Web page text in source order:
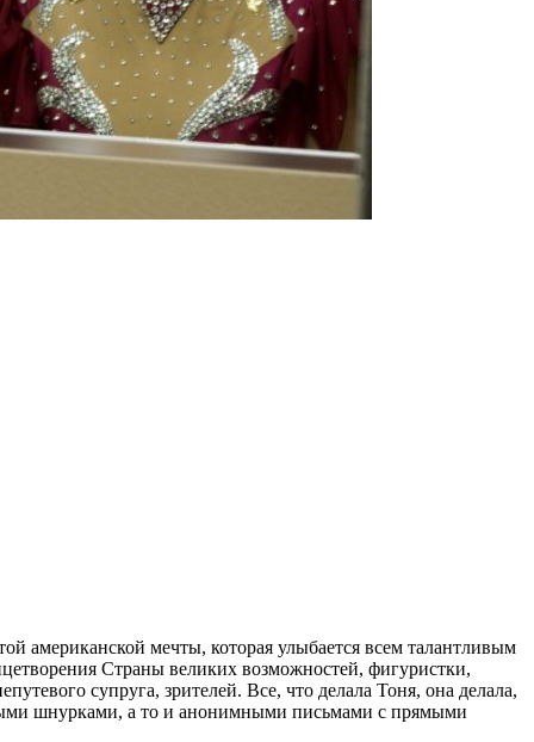
американской мечты, которая улыбается всем талантливым
Страны великих возможностей, фигуристки,
супруга, зрителей. Все, что делала Тоня, она делала,
шнурками, а то и анонимными письмами с прямыми